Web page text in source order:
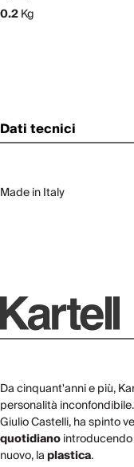
0.2Kg
Dati tecnici
Made in Italy
Da cinquant'anni e più,
personalità
Giulio Castelli, ha spinto
quotidiano
nuovo, laplastica.